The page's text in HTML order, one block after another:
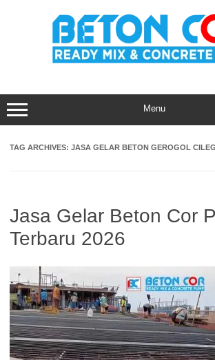
Menu
TAG ARCHIVES: JASA GELAR BETON GEROGOL
Jasa Gelar Beton Cor
Terbaru 2026